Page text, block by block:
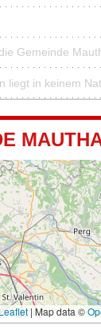
Gemeinde
liegt in keinem
|Map data ©